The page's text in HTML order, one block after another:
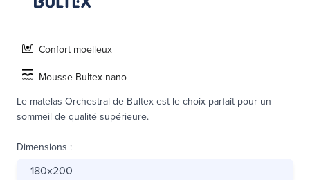
Confort moelleux
Mousse Bultex nano
Le matelas Orchestral de Bultex est le choix parfait pour un
sommeil de qualité supérieure.
Dimensions :
180x200